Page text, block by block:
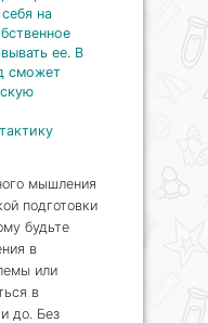
на
ее. В
сможет
мышления
подготовки
будьте
в
или
в
до. Без